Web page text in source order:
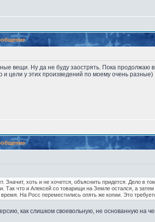
вещи. Ну да не буду заострять. Пока продолжаю
цели у этих произведений по моему очень разные)
хоть и не хочется, объяснить придется. Дело в
что и Алексей со товарищи на Земле остался, а
На Росс переместились опять же копии. Это
как слишком своевольную, не основанную на